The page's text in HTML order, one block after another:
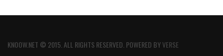
KNOOW.NET © 2015. ALL RIGHTS RESERVED. POWERED BYVERSE